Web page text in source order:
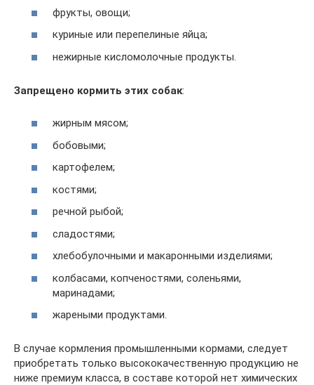
фрукты, овощи;
куриные или перепелиные яйца;
нежирные кисломолочные продукты.
Запрещено кормить этих собак:
жирным мясом;
бобовыми;
картофелем;
костями;
речной рыбой;
сладостями;
хлебобулочными и макаронными изделиями;
колбасами, копченостями, соленьями,
маринадами;
жареными продуктами.
В случае кормления промышленными кормами, следует
приобретать только высококачественную продукцию не
ниже премиум класса, в составе которой нет химических